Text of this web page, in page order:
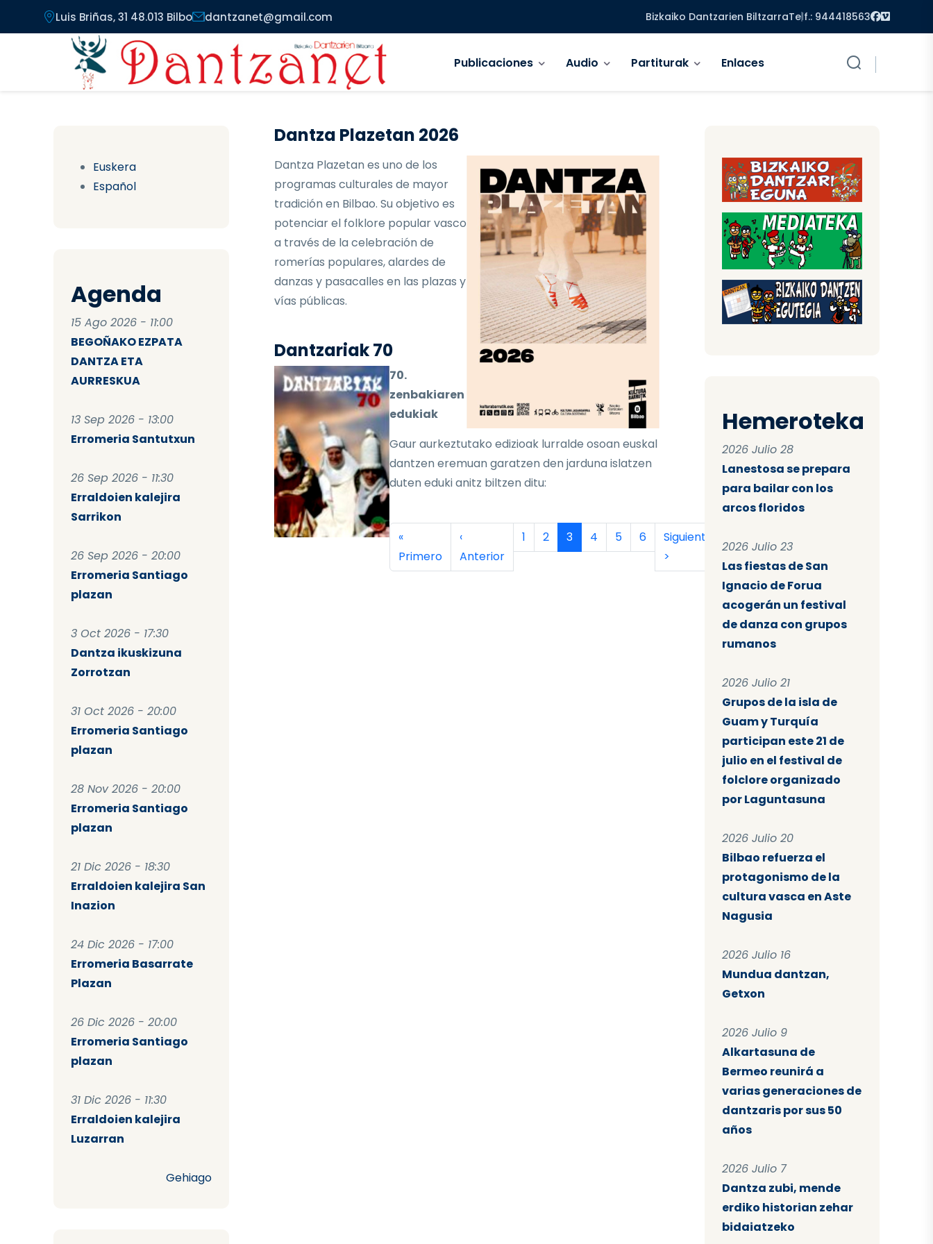
Pasar al contenido principal
Luis Briñas, 31 48.013 Bilbo dantzanet@gmail.com Bizkaiko Dantzarien BiltzarraTelf.: 944418563 Facebook
Vimeo
Publicaciones Audio Partiturak Enlaces
Euskera
Español
Agenda
15 Ago 2026 - 11:00
BEGOÑAKO EZPATA
DANTZA ETA
AURRESKUA
13 Sep 2026 - 13:00
Erromeria Santutxun
26 Sep 2026 - 11:30
Erraldoien kalejira
Sarrikon
26 Sep 2026 - 20:00
Erromeria Santiago
plazan
3 Oct 2026 - 17:30
Dantza ikuskizuna
Zorrotzan
31 Oct 2026 - 20:00
Erromeria Santiago
plazan
28 Nov 2026 - 20:00
Erromeria Santiago
plazan
21 Dic 2026 - 18:30
Erraldoien kalejira San
Inazion
24 Dic 2026 - 17:00
Erromeria Basarrate
Plazan
26 Dic 2026 - 20:00
Erromeria Santiago
plazan
31 Dic 2026 - 11:30
Erraldoien kalejira
Luzarran
Gehiago
Dantza Plazetan 2026
Dantza Plazetan es uno de los
programas culturales de mayor
tradición en Bilbao. Su objetivo es
potenciar el folklore popular vasco
a través de la celebración de
romerías populares, alardes de
danzas y pasacalles en las plazas y
vías públicas.
Dantzariak 70
70.
zenbakiaren
edukiak
Gaur aurkeztutako edizioak lurralde osoan euskal
dantzen eremuan garatzen den jarduna islatzen
duten eduki anitz biltzen ditu:
Paginación Primera página
«
Primero
Página anterior
‹
Anterior
Página
1 Página
2 Página actual
3 Página
4 Página
5 Página
6 Siguiente página
Siguiente
>
Hemeroteka
2026 Julio 28
Lanestosa se prepara
para bailar con los
arcos floridos
2026 Julio 23
Las fiestas de San
Ignacio de Forua
acogerán un festival
de danza con grupos
rumanos
2026 Julio 21
Grupos de la isla de
Guam y Turquía
participan este 21 de
julio en el festival de
folclore organizado
por Laguntasuna
2026 Julio 20
Bilbao refuerza el
protagonismo de la
cultura vasca en Aste
Nagusia
2026 Julio 16
Mundua dantzan,
Getxon
2026 Julio 9
Alkartasuna de
Bermeo reunirá a
varias generaciones de
dantzaris por sus 50
años
2026 Julio 7
Dantza zubi, mende
erdiko historian zehar
bidaiatzeko